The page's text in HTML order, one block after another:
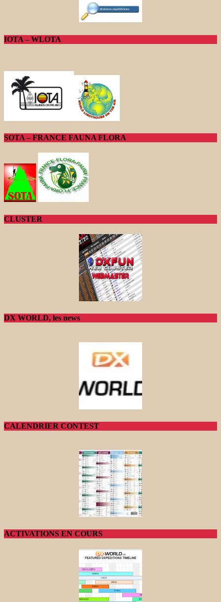
IOTA – WLOTA
SOTA – FRANCE FAUNA FLORA
CLUSTER
DX WORLD, les news
CALENDRIER CONTEST
ACTIVATIONS EN COURS